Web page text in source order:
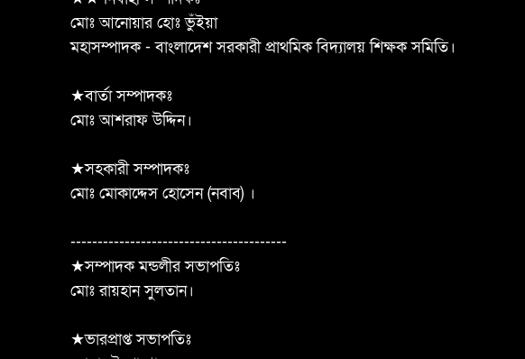
মোঃ আনোয়ার হোঃ ভুঁইয়া
মহাসম্পাদক - বাংলাদেশ সরকারী প্রাথমিক বিদ্যালয় শিক্ষক সমিতি।
★বার্তা সম্পাদকঃ
মোঃ আশরাফ উদ্দিন।
★সহকারী সম্পাদকঃ
মোঃ মোকাদ্দেস হোসেন (নবাব) ।
----------------------------------------
★সম্পাদক মন্ডলীর সভাপতিঃ
মোঃ রায়হান সুলতান।
★ভারপ্রাপ্ত সভাপতিঃ